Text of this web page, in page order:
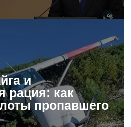
и
рация: как
пропавшего